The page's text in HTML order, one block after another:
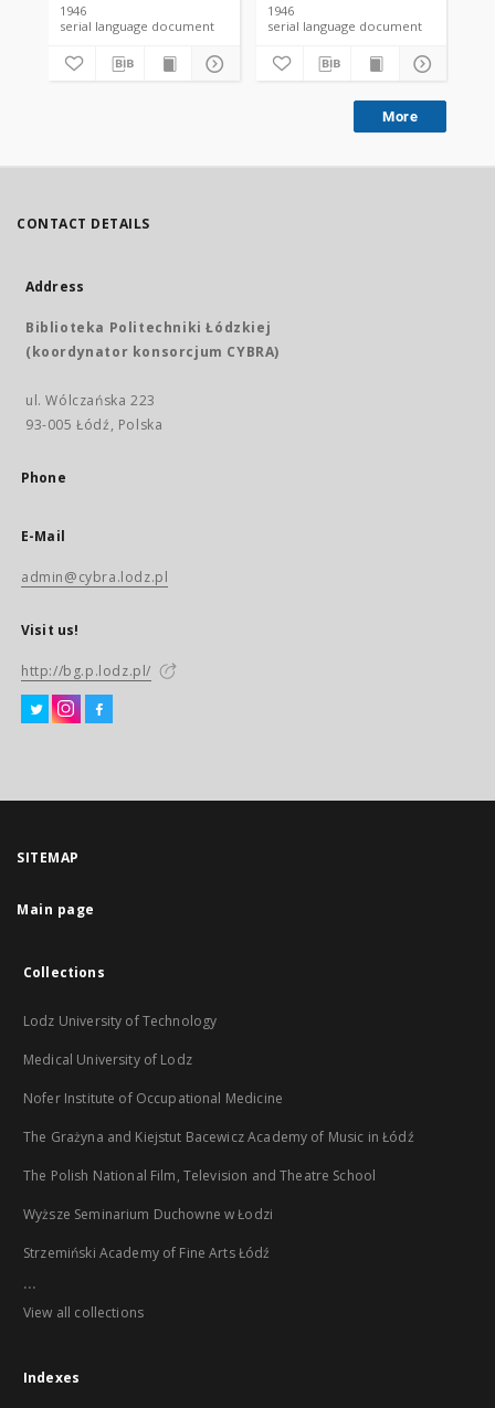
Budowlanych R. P. R.
XVIII nr 12 (1946)
1946
serial language document
Budowlanych R. P. R.
XVIII nr 5 (1946)
1946
serial language document
More
CONTACT DETAILS
Address
Biblioteka Politechniki Łódzkiej
(koordynator konsorcjum CYBRA)
ul. Wólczańska 223
93-005 Łódź, Polska
Phone
E-Mail
admin@cybra.lodz.pl
Visit us!
http://bg.p.lodz.pl/
SITEMAP
Main page
Collections
Lodz University of Technology
Medical University of Lodz
Nofer Institute of Occupational Medicine
The Grażyna and Kiejstut Bacewicz Academy of Music in Łódź
The Polish National Film, Television and Theatre School
Wyższe Seminarium Duchowne w Łodzi
Strzemiński Academy of Fine Arts Łódź
...
View all collections
Indexes